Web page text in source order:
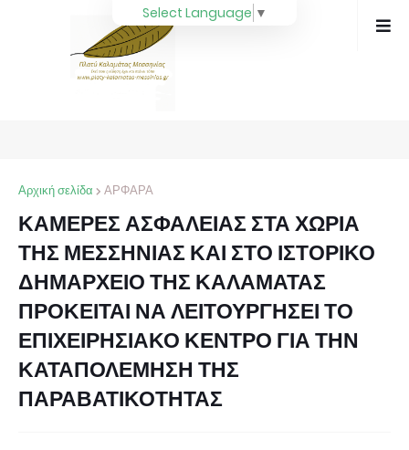
Αρχική σελίδα ΑΡΦΑΡΑ
ΚΑΜΕΡΕΣ ΑΣΦΑΛΕΙΑΣ ΣΤΑ ΧΩΡΙΑ
ΤΗΣ ΜΕΣΣΗΝΙΑΣ ΚΑΙ ΣΤΟ ΙΣΤΟΡΙΚΟ
ΔΗΜΑΡΧΕΙΟ ΤΗΣ ΚΑΛΑΜΑΤΑΣ
ΠΡΟΚΕΙΤΑΙ ΝΑ ΛΕΙΤΟΥΡΓΗΣΕΙ ΤΟ
ΕΠΙΧΕΙΡΗΣΙΑΚΟ ΚΕΝΤΡΟ ΓΙΑ ΤΗΝ
ΚΑΤΑΠΟΛΕΜΗΣΗ ΤΗΣ
ΠΑΡΑΒΑΤΙΚΟΤΗΤΑΣ
Select Language ▼